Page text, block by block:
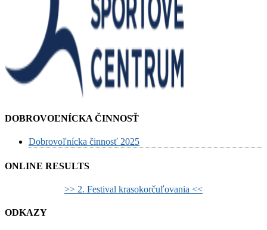
DOBROVOĽNÍCKA ČINNOSŤ
Dobrovoľnícka činnosť 2025
ONLINE RESULTS
>> 2. Festival krasokorčuľovania <<
ODKAZY